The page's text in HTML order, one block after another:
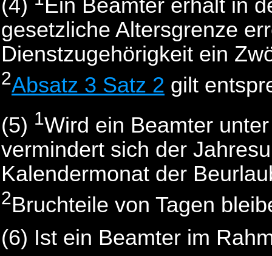
(4)
Ein Beamter erhält in
gesetzliche Altersgrenze
Dienstzugehörigkeit ein
2Absatz 3 Satz 2 gilt
(5) 1Wird ein Beamter
vermindert sich der
Kalendermonat der
2Bruchteile von Tagen
(6) Ist ein Beamter im